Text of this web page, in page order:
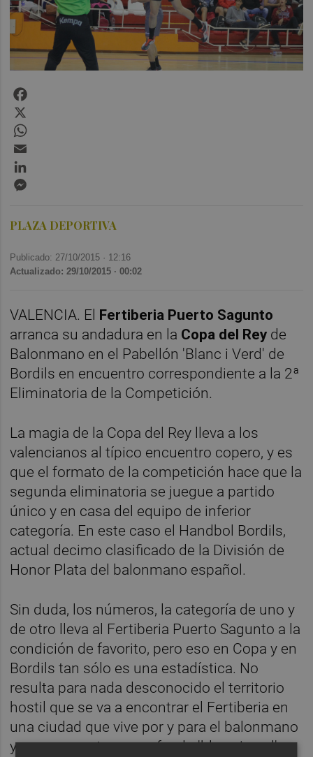
PLAZA DEPORTIVA
Publicado: 27/10/2015 · 12:16
Actualizado: 29/10/2015 · 00:02
VALENCIA. El Fertiberia Puerto Sagunto
arranca su andadura en la Copa del Rey de
Balonmano en el Pabellón 'Blanc i Verd' de
Bordils en encuentro correspondiente a la 2ª
Eliminatoria de la Competición.
La magia de la Copa del Rey lleva a los
valencianos al típico encuentro copero, y es
que el formato de la competición hace que la
segunda eliminatoria se juegue a partido
único y en casa del equipo de inferior
categoría. En este caso el Handbol Bordils,
actual decimo clasificado de la División de
Honor Plata del balonmano español.
Sin duda, los números, la categoría de uno y
de otro lleva al Fertiberia Puerto Sagunto a la
condición de favorito, pero eso en Copa y en
Bordils tan sólo es una estadística. No
resulta para nada desconocido el territorio
hostil que se va a encontrar el Fertiberia en
una ciudad que vive por y para el balonmano
y que encuentra en su feudo 'blanc i verd' un